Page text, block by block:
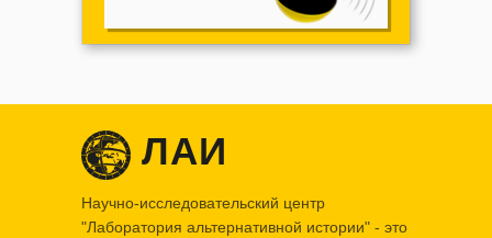
ЛАИ
Научно-исследовательский центр
"Лаборатория альтернативной истории" - это